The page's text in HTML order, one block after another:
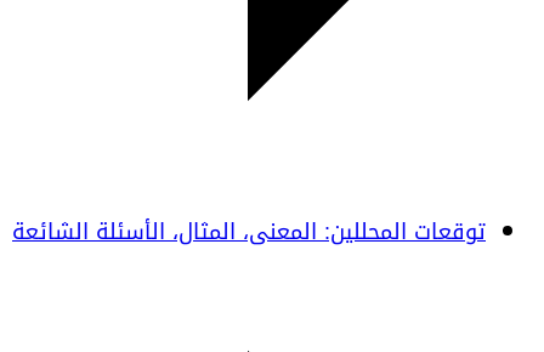
توقعات المحللين: المعنى، المثال، الأسئلة الشائعة